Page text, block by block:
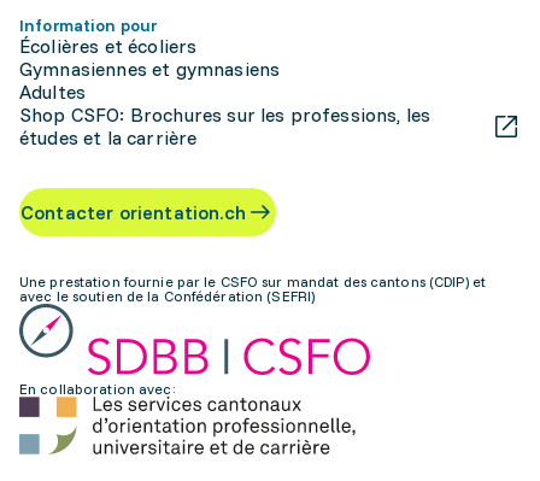
Information pour
Écolières et écoliers
Gymnasiennes et gymnasiens
Adultes
Shop CSFO: Brochures sur les professions, les
études et la carrière
Contacter orientation.ch
Une prestation fournie par le CSFO sur mandat des cantons (CDIP) et
avec le soutien de la Confédération (SEFRI)
En collaboration avec: